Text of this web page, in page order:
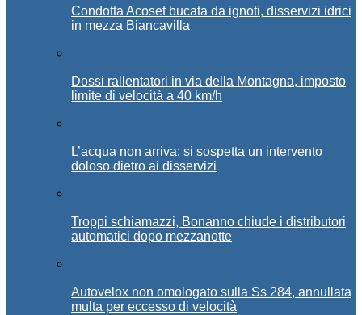
Condotta Acoset bucata da ignoti, disservizi idrici
in mezza Biancavilla
Dossi rallentatori in via della Montagna, imposto
limite di velocità a 40 km/h
L’acqua non arriva: si sospetta un intervento
doloso dietro ai disservizi
Troppi schiamazzi, Bonanno chiude i distributori
automatici dopo mezzanotte
Autovelox non omologato sulla Ss 284, annullata
multa per eccesso di velocità